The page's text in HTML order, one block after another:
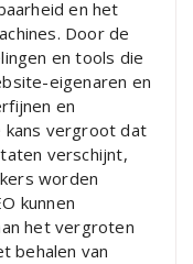
en het
Door de
en tools die
eigenaren en
en
vergroot dat
verschijnt,
worden
kunnen
het vergroten
behalen van